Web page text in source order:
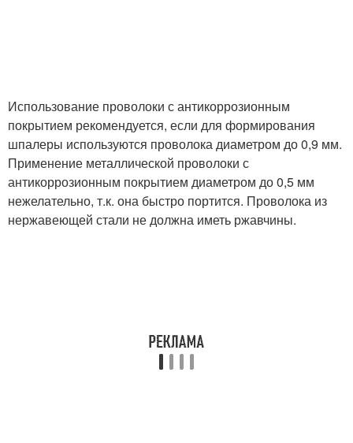
Использование проволоки с антикоррозионным
покрытием рекомендуется, если для формирования
шпалеры используются проволока диаметром до 0,9 мм.
Применение металлической проволоки с
антикоррозионным покрытием диаметром до 0,5 мм
нежелательно, т.к. она быстро портится. Проволока из
нержавеющей стали не должна иметь ржавчины.